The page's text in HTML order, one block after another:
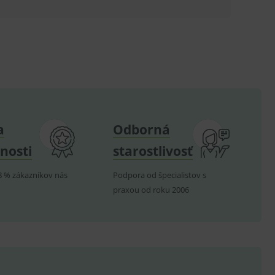
% zákazníkov nás
Odborná
starostlivosť
Podpora od špecialistov s
praxou od roku 2006
analytics.
analytics.
analytics.
vhodné reklamy.
analytics.
reklamy.
cookies a
reklamy.